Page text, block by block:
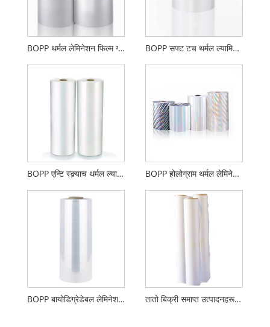
BOPP थर्मल लेमिनेशन फिल्म ग्लोस वा म्याट BOPP सफ्ट टच थर्मल ल्यामिनेशन फिल्म
BOPP एन्टि स्क्र्याच थर्मल ल्यामिनेशन फिल्म BOPP होलोग्राम थर्मल लेमिनेशन फिल्म
BOPP बायोडिग्रेडेबल लेमिनेशन फिल्म ग्लोस वा म्याट तातो बिक्री समाप्त उत्पादनहरूको प्लास्टिक प्रदूषण छैन वातावरणीय रूपमा पिल फिल्म